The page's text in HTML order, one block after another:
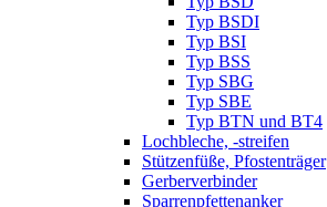
Typ BSDI
Typ BSI
Typ BSS
Typ SBG
Typ SBE
Typ BTN und BT4
Lochbleche, -streifen
Stützenfüße, Pfostenträger
Gerberverbinder
Sparrenpfettenanker